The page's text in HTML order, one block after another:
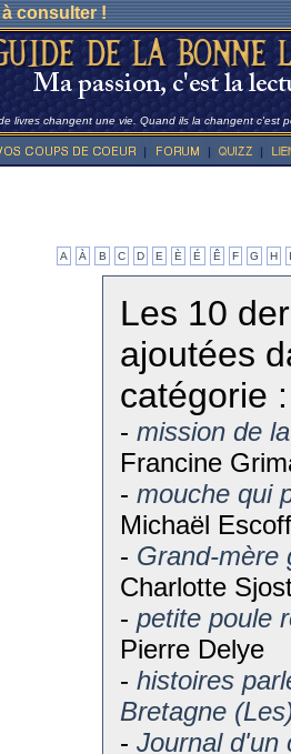
consulter !
livres changent une vie. Quand ils la changent c'est
A À B C D E È É Ê F G H
Les 10
ajoutées
catégorie :
- mission de
Francine
- mouche qui
Michaël
- Grand-mère
Charlotte
- petite poule
Pierre Delye
- histoires
Bretagne
- Journal d'un